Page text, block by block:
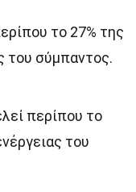
το 27% της
του σύμπαντος.
περίπου το
του